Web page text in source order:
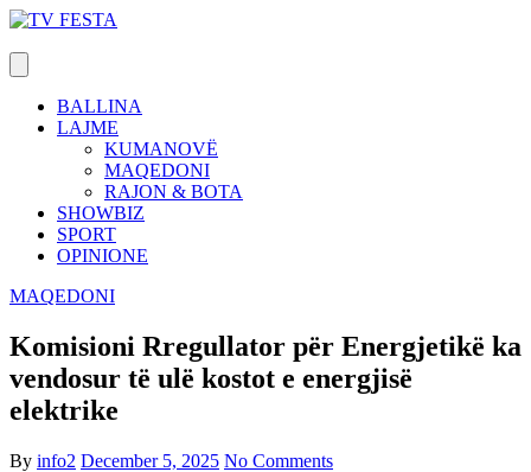
Skip
content
BALLINA
LAJME
KUMANOVË
MAQEDONI
RAJON & BOTA
SHOWBIZ
SPORT
OPINIONE
MAQEDONI
Komisioni Rregullator për Energjetikë ka
vendosur të ulë kostot e energjisë
elektrike
By info2 December 5, 2025 No Comments